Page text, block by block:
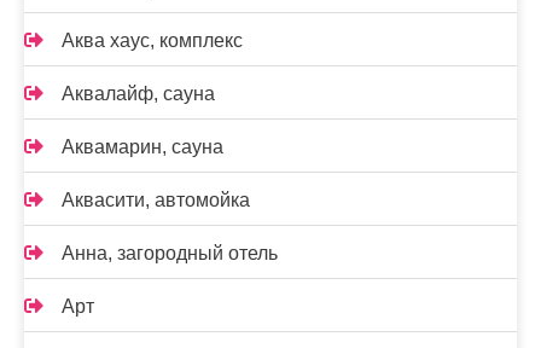
Аква хаус, комплекс
Аквалайф, сауна
Аквамарин, сауна
Аквасити, автомойка
Анна, загородный отель
Арт